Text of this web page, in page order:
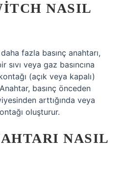
NASIL
fazla basınç anahtarı,
sıvı veya gaz basıncına
(açık veya kapalı)
basınç önceden
arttığında veya
oluşturur.
NASIL